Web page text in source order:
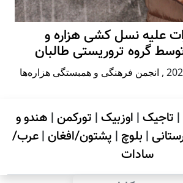
علیه نسل کشی هزاره و
گروه تروریستی طالبان
, انجمن فرهنگی و همبستگی هزاره‌ها
| تاجیک| اوزبیک| تورکمن| هندو و
| بلوچ | پشتون/افغان|عرب/
سادات